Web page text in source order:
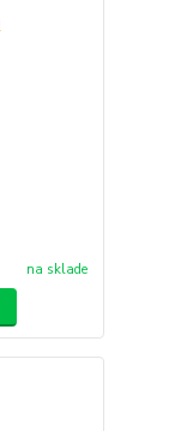
na sklade